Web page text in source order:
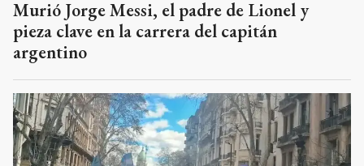
Murió Jorge Messi, el padre de Lionel y
pieza clave en la carrera del capitán
argentino